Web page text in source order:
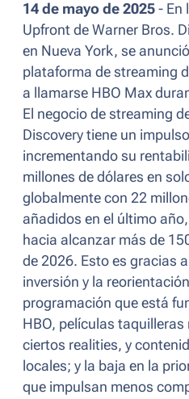
14 de mayo de 2025 - En
Upfront de Warner Bros.
en Nueva York, se
plataforma de streaming
a llamarse HBO Max
El negocio de streaming
Discovery tiene un
incrementando su
millones de dólares en
globalmente con 22
añadidos en el último
hacia alcanzar más de
de 2026. Esto es gracias
inversión y la
programación que está
HBO, películas
ciertos realities, y
locales; y la baja en la
que impulsan menos